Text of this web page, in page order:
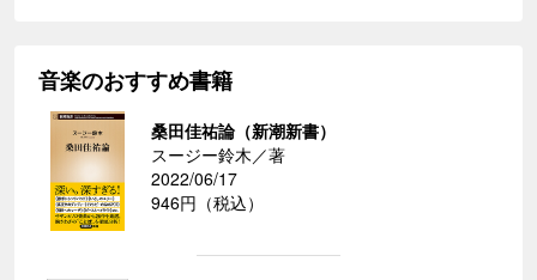
音楽のおすすめ書籍
桑田佳祐論（新潮新書）
スージー鈴木／著
2022/06/17
946円（税込）